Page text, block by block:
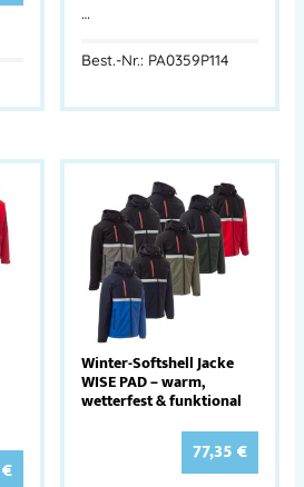
…
Best.-Nr.: PA0359P114
€
Winter-Softshell Jacke
WISE PAD – warm,
wetterfest & funktional
77,35€